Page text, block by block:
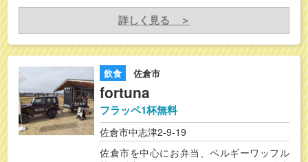
詳しく見る ＞
飲食 佐倉市
fortuna
フラッペ1杯無料
佐倉市中志津2-9-19
佐倉市を中心にお弁当、ベルギーワッフル